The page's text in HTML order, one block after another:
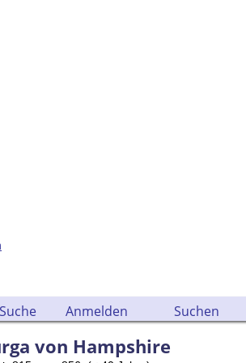
Suche Anmelden Suchen
von Hampshire